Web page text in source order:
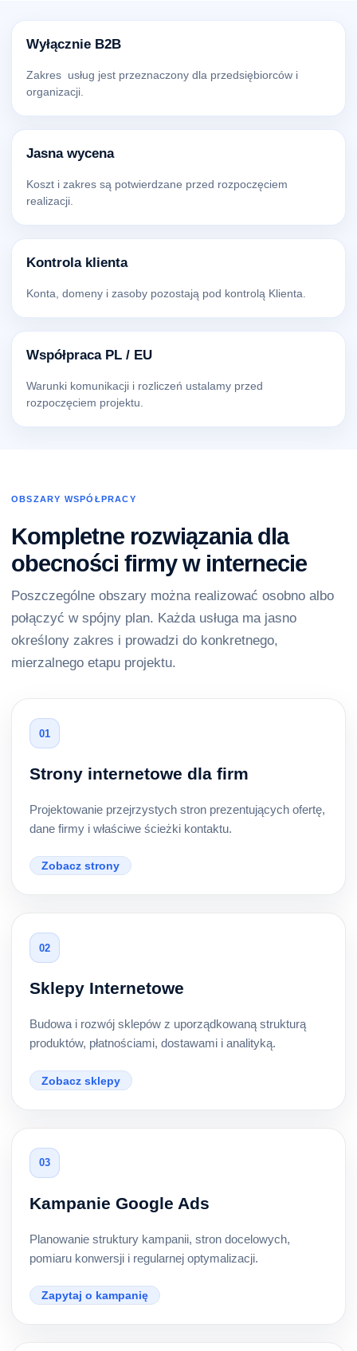
Wyłącznie B2B
Zakres usług jest przeznaczony dla przedsiębiorców i
organizacji.
Jasna wycena
Koszt i zakres są potwierdzane przed rozpoczęciem
realizacji.
Kontrola klienta
Konta, domeny i zasoby pozostają pod kontrolą Klienta.
Współpraca PL / EU
Warunki komunikacji i rozliczeń ustalamy przed
rozpoczęciem projektu.
OBSZARY WSPÓŁPRACY
Kompletne rozwiązania dla
obecności firmy w internecie
Poszczególne obszary można realizować osobno albo
połączyć w spójny plan. Każda usługa ma jasno
określony zakres i prowadzi do konkretnego,
mierzalnego etapu projektu.
01
Strony internetowe dla firm
Projektowanie przejrzystych stron prezentujących ofertę,
dane firmy i właściwe ścieżki kontaktu.
Zobacz strony
02
Sklepy Internetowe
Budowa i rozwój sklepów z uporządkowaną strukturą
produktów, płatnościami, dostawami i analityką.
Zobacz sklepy
03
Kampanie Google Ads
Planowanie struktury kampanii, stron docelowych,
pomiaru konwersji i regularnej optymalizacji.
Zapytaj o kampanię